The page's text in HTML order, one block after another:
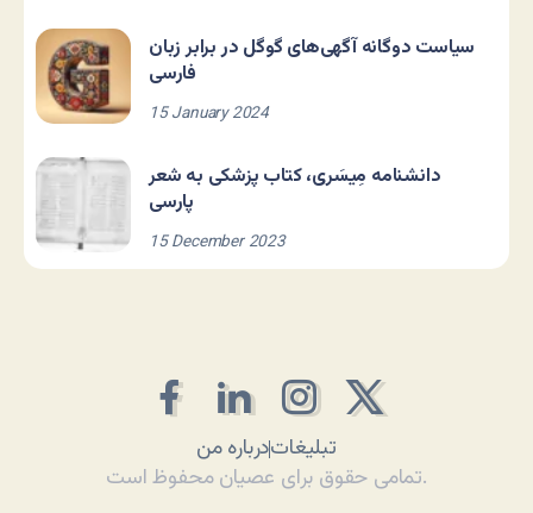
سیاست دوگانه آگهی‌های گوگل در برابر زبان
فارسی
15 January 2024
دانشنامه مِیسَری، کتاب پزشکی به شعر
پارسی
15 December 2023
درباره منتبلیغات
تمامی حقوق برای عصیان محفوظ است.